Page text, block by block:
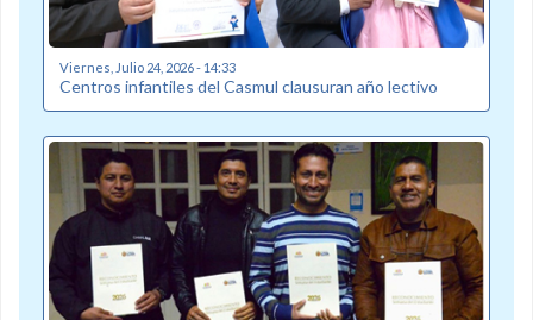
Viernes, Julio 24, 2026 - 14:33
Centros infantiles del Casmul clausuran año lectivo